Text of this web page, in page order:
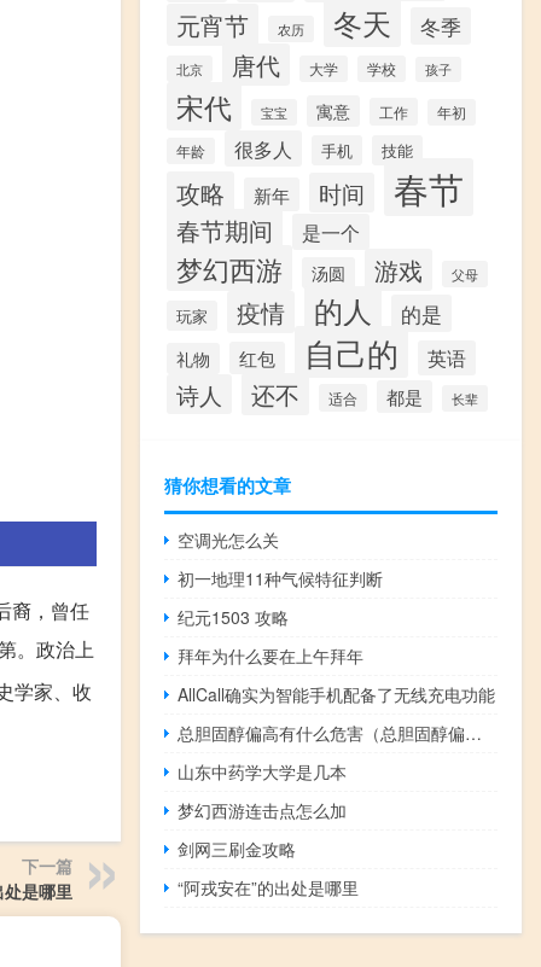
裔，曾任
。政治上
学家、收
下一篇
是哪里
元宵节 农历 冬天 冬季
北京 唐代 大学 学校 孩子
宋代 宝宝 寓意 工作
年初
年龄
很多人 手机 技能
攻略 新年 时间 春节
春节期间 是一个
梦幻西游 汤圆 游戏 父母
玩家 疫情 的人 的是
礼物 红包 自己的 英语
诗人 还不 适合 都是 长辈
猜你想看的文章
空调光怎么关
初一地理11种气候特征判断
纪元1503 攻略
拜年为什么要在上午拜年
AllCall确实为智能手机配备了无线充电功能
总胆固醇偏高有什么危害（总胆固醇偏高怎么办）
山东中药学大学是几本
梦幻西游连击点怎么加
剑网三刷金攻略
“阿戎安在”的出处是哪里